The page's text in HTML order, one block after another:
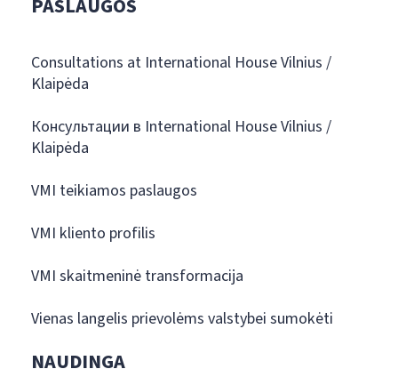
PASLAUGOS
Consultations at International House Vilnius /
Klaipėda
Консультации в International House Vilnius /
Klaipėda
VMI teikiamos paslaugos
VMI kliento profilis
VMI skaitmeninė transformacija
Vienas langelis prievolėms valstybei sumokėti
NAUDINGA